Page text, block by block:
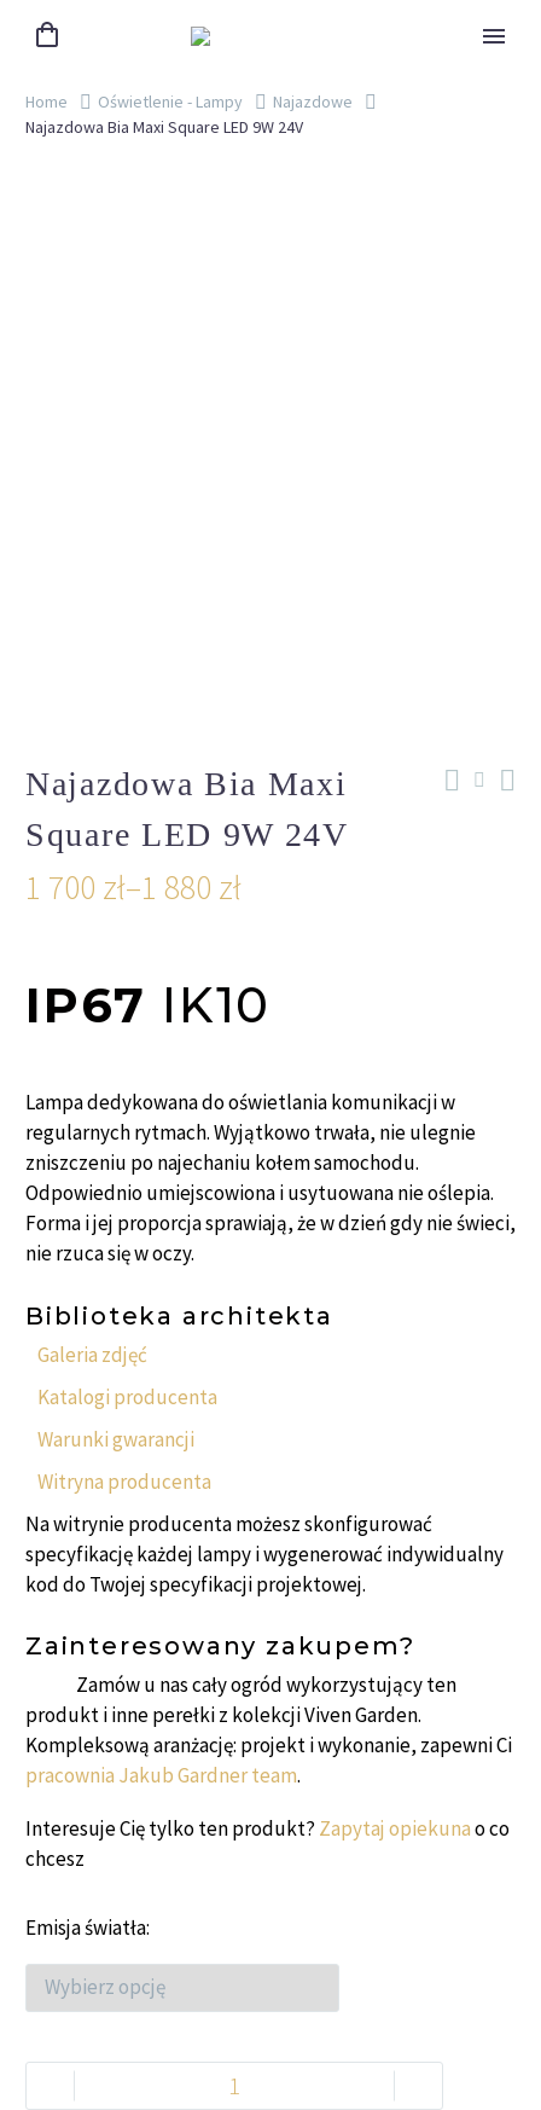
Home Oświetlenie - Lampy
Najazdowe
Najazdowa Bia Maxi Square LED 9W 24V
Najazdowa Bia Maxi
Square LED 9W 24V
1 700 zł–1 880 zł
IP67 IK10
Lampa dedykowana do oświetlania komunikacji w
regularnych rytmach. Wyjątkowo trwała, nie ulegnie
zniszczeniu po najechaniu kołem samochodu.
Odpowiednio umiejscowiona i usytuowana nie oślepia.
Forma i jej proporcja sprawiają, że w dzień gdy nie świeci,
nie rzuca się w oczy.
Biblioteka architekta
Galeria zdjęć
Katalogi producenta
Warunki gwarancji
Witryna producenta
Na witrynie producenta możesz skonfigurować
specyfikację każdej lampy i wygenerować indywidualny
kod do Twojej specyfikacji projektowej.
Zainteresowany zakupem?
Zamów u nas cały ogród wykorzystujący ten
produkt i inne perełki z kolekcji Viven Garden.
Kompleksową aranżację: projekt i wykonanie, zapewni Ci
pracownia Jakub Gardner team.
Interesuje Cię tylko ten produkt? Zapytaj opiekunao co
chcesz
Emisja światła